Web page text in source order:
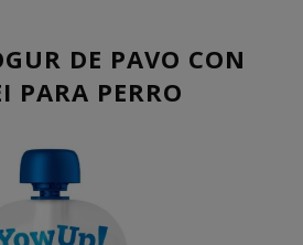
DE PAVO CON
PARA PERRO